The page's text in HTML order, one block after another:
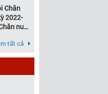
Chăn
2022-
nuôi
tất cả